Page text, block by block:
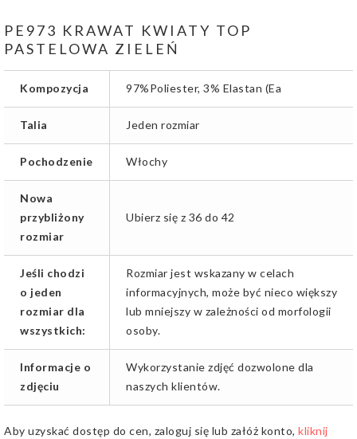
PE973 KRAWAT KWIATY TOP
PASTELOWA ZIELEŃ
Kompozycja 97%Poliester, 3% Elastan (Ea
Talia Jeden rozmiar
Pochodzenie Włochy
Nowa
przybliżony
rozmiar
Ubierz się z 36 do 42
Jeśli chodzi
o jeden
rozmiar dla
wszystkich:
Rozmiar jest wskazany w celach
informacyjnych, może być nieco większy
lub mniejszy w zależności od morfologii
osoby.
Informacje o
zdjęciu
Wykorzystanie zdjęć dozwolone dla
naszych klientów.
Aby uzyskać dostęp do cen, zaloguj się lub załóż konto, kliknij